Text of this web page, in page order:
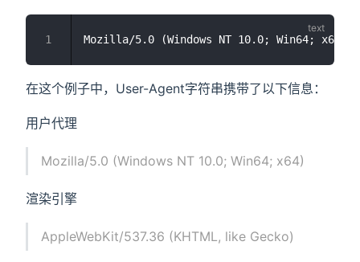
在这个例子中，User-Agent字符串携带了以下信息：
用户代理
Mozilla/5.0 (Windows NT 10.0; Win64; x64)
渲染引擎
AppleWebKit/537.36 (KHTML, like Gecko)